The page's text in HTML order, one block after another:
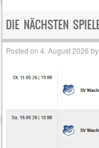
Post
DIE NÄCHSTEN
Posted on4. August 2026 by